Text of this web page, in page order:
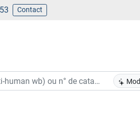
Contact